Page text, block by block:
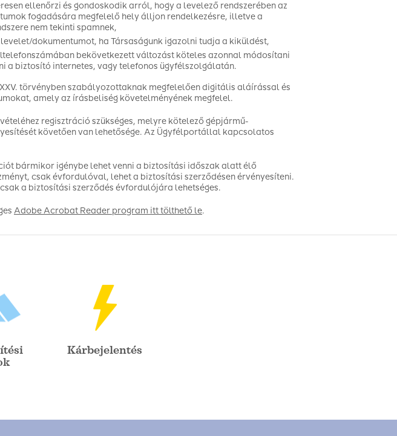
ellenőrzi és gondoskodik arról, hogy a levelező rendszerében az
fogadására megfelelő hely álljon rendelkezésre, illetve a
nem tekinti spamnek,
dokumentumot, ha Társaságunk igazolni tudja a kiküldést,
bekövetkezett változást köteles azonnal módosítani
a biztosító internetes, vagy telefonos ügyfélszolgálatán.
törvényben szabályozottaknak megfelelően digitális aláírással és
amely az írásbeliség követelményének megfelel.
regisztráció szükséges, melyre kötelező gépjármű-
követően van lehetősége. Az Ügyfélportállal kapcsolatos
bármikor igénybe lehet venni a biztosítási időszak alatt élő
csak évfordulóval, lehet a biztosítási szerződésen érvényesíteni.
a biztosítási szerződés évfordulójára lehetséges.
Adobe Acrobat Reader program itt tölthető le.
Kárbejelentés